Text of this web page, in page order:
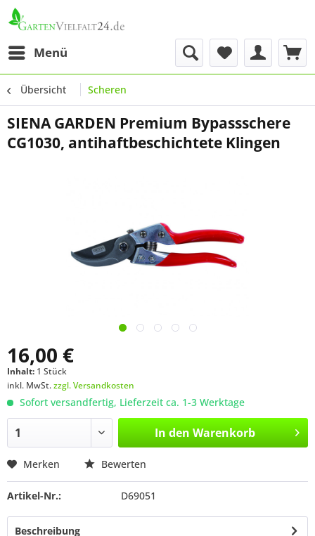
Menü
Übersicht Scheren
SIENA GARDEN Premium Bypassschere
CG1030, antihaftbeschichtete Klingen
16,00 €
Inhalt: 1 Stück
inkl. MwSt.zzgl. Versandkosten
Sofort versandfertig, Lieferzeit ca. 1-3 Werktage
In den Warenkorb
Merken Bewerten
Artikel-Nr.: D69051
Beschreibung